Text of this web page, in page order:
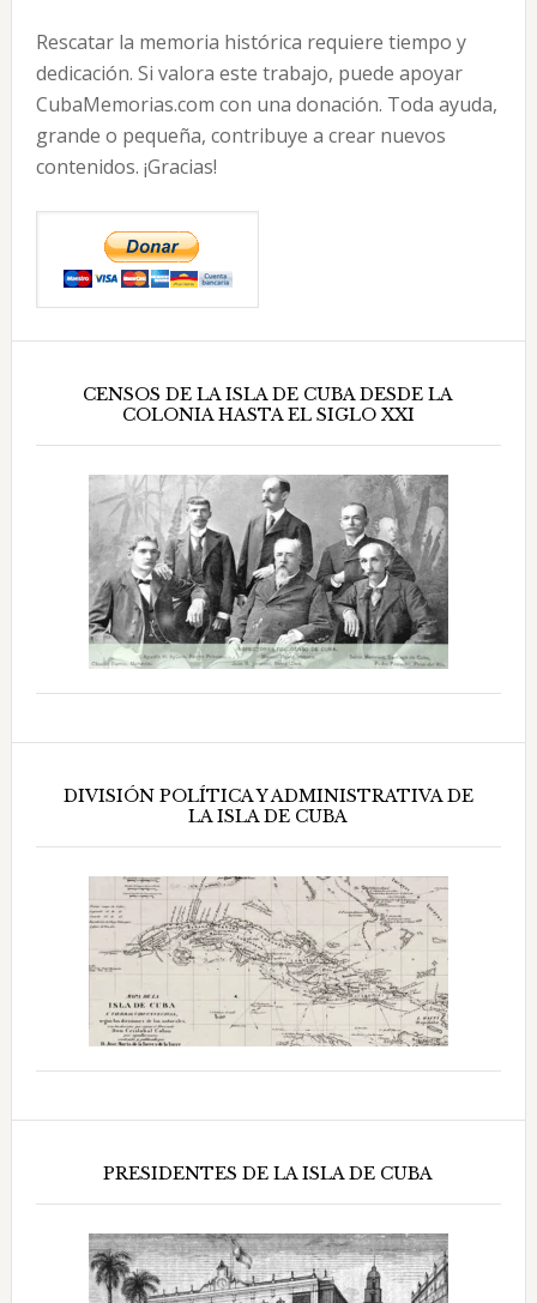
Rescatar la memoria histórica requiere tiempo y
dedicación. Si valora este trabajo, puede apoyar
CubaMemorias.com con una donación. Toda ayuda,
grande o pequeña, contribuye a crear nuevos
contenidos. ¡Gracias!
CENSOS DE LA ISLA DE CUBA DESDE LA
COLONIA HASTA EL SIGLO XXI
DIVISIÓN POLÍTICA Y ADMINISTRATIVA DE
LA ISLA DE CUBA
PRESIDENTES DE LA ISLA DE CUBA